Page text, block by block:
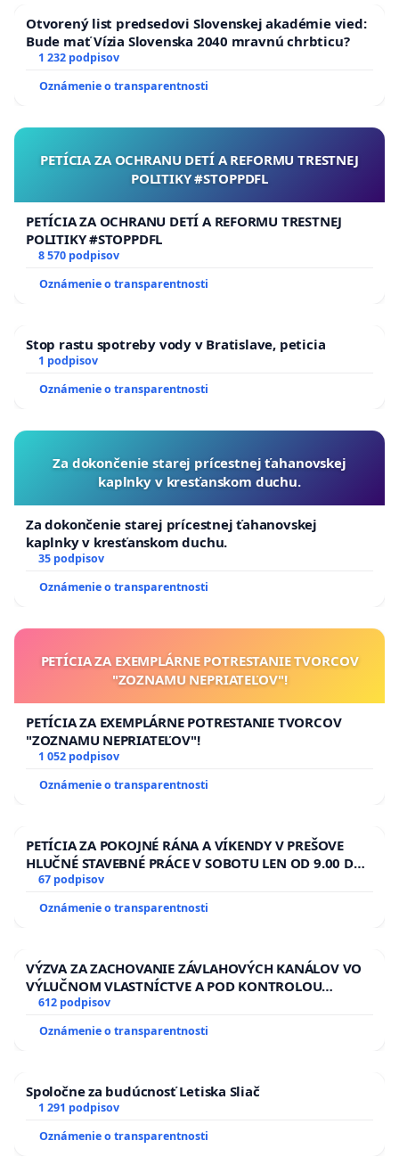
Otvorený list predsedovi Slovenskej akadémie vied:
Bude mať Vízia Slovenska 2040 mravnú chrbticu?
1 232 podpisov
Oznámenie o transparentnosti
PETÍCIA ZA OCHRANU DETÍ A REFORMU TRESTNEJ
POLITIKY #STOPPDFL
PETÍCIA ZA OCHRANU DETÍ A REFORMU TRESTNEJ
POLITIKY #STOPPDFL
8 570 podpisov
Oznámenie o transparentnosti
Stop rastu spotreby vody v Bratislave, peticia
1 podpisov
Oznámenie o transparentnosti
Za dokončenie starej prícestnej ťahanovskej
kaplnky v kresťanskom duchu.
Za dokončenie starej prícestnej ťahanovskej
kaplnky v kresťanskom duchu.
35 podpisov
Oznámenie o transparentnosti
PETÍCIA ZA EXEMPLÁRNE POTRESTANIE TVORCOV
"ZOZNAMU NEPRIATEĽOV"!
PETÍCIA ZA EXEMPLÁRNE POTRESTANIE TVORCOV
"ZOZNAMU NEPRIATEĽOV"!
1 052 podpisov
Oznámenie o transparentnosti
PETÍCIA ZA POKOJNÉ RÁNA A VÍKENDY V PREŠOVE
HLUČNÉ STAVEBNÉ PRÁCE V SOBOTU LEN OD 9.00 DO
13.00 HOD., CEZ PRACOVNÝ TÝŽDEŇ CIEĽ 8.00 – 18.00
ĎUMBIERSKEJ/MAGU
67 podpisov
Oznámenie o transparentnosti
VÝZVA ZA ZACHOVANIE ZÁVLAHOVÝCH KANÁLOV VO
VÝLUČNOM VLASTNÍCTVE A POD KONTROLOU
SLOVENSKEJ REPUBLIKY & žiadosť na riešenie
kanálov na Slovensku
612 podpisov
Oznámenie o transparentnosti
Spoločne za budúcnosť Letiska Sliač
1 291 podpisov
Oznámenie o transparentnosti